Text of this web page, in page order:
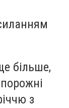
більше,
з